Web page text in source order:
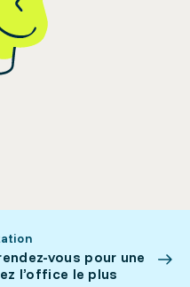
vous pour une
l’office le plus